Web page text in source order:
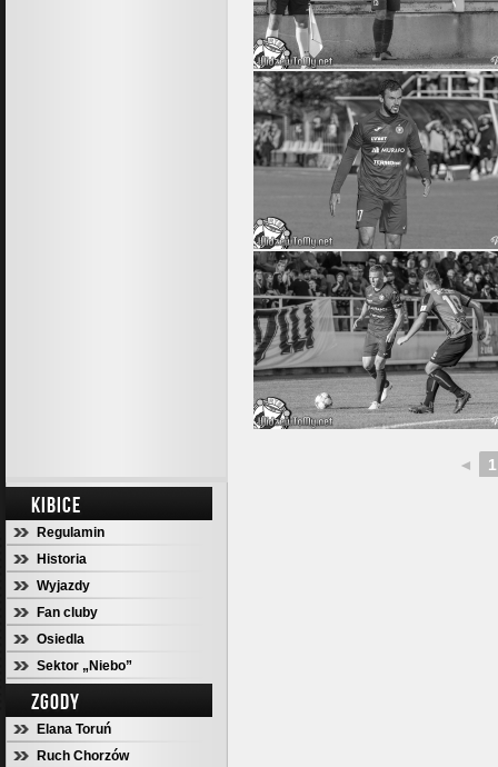
KIBICE
Regulamin
Historia
Wyjazdy
Fan cluby
Osiedla
Sektor „Niebo”
ZGODY
Elana Toruń
Ruch Chorzów
◄ 1